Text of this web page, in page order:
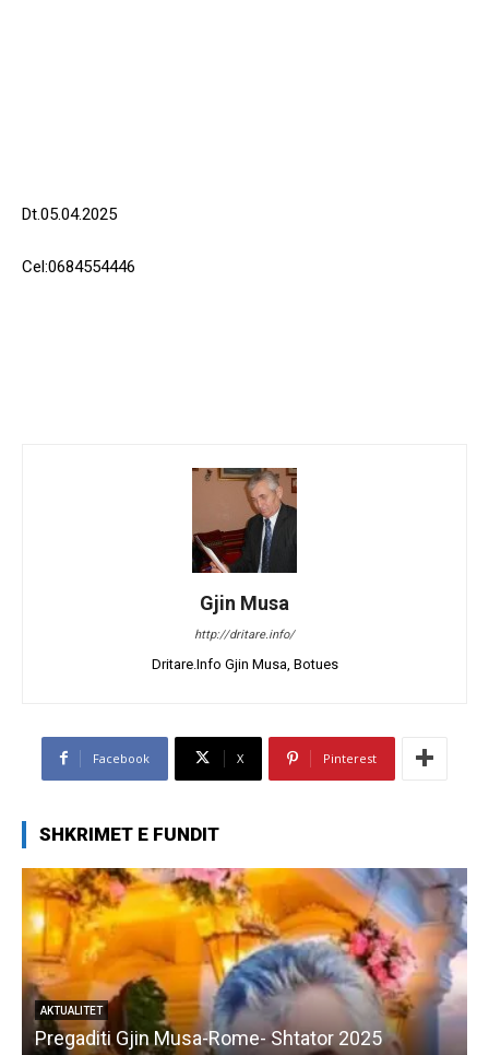
Dt.05.04.2025
Cel:0684554446
Gjin Musa
http://dritare.info/
Dritare.Info Gjin Musa, Botues
Facebook X Pinterest
SHKRIMET E FUNDIT
AKTUALITET
Pregaditi Gjin Musa-Rome- Shtator 2025